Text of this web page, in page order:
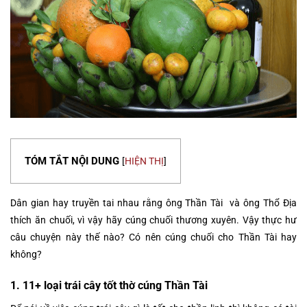
TÓM TẮT NỘI DUNG [HIỆN THỊ]
Dân gian hay truyền tai nhau rằng ông Thần Tài và ông Thổ Địa
thích ăn chuối, vì vậy hãy cúng chuối thương xuyên. Vậy thực hư
câu chuyện này thế nào? Có nên cúng chuối cho Thần Tài hay
không?
1. 11+ loại trái cây tốt thờ cúng Thần Tài